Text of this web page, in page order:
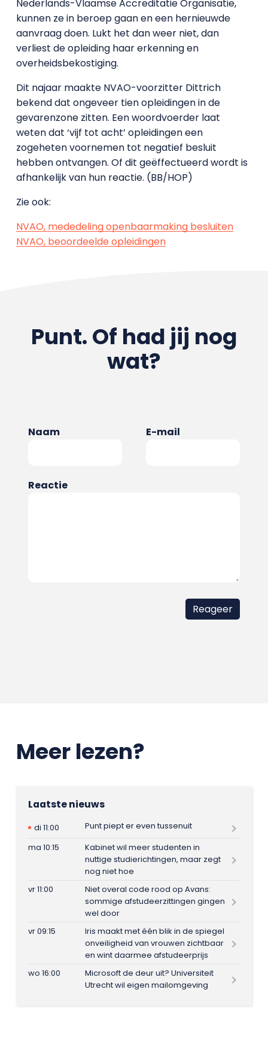
Nederlands-Vlaamse Accreditatie Organisatie,
kunnen ze in beroep gaan en een hernieuwde
aanvraag doen. Lukt het dan weer niet, dan
verliest de opleiding haar erkenning en
overheidsbekostiging.
Dit najaar maakte NVAO-voorzitter Dittrich
bekend dat ongeveer tien opleidingen in de
gevarenzone zitten. Een woordvoerder laat
weten dat ‘vijf tot acht’ opleidingen een
zogeheten voornemen tot negatief besluit
hebben ontvangen. Of dit geëffectueerd wordt is
afhankelijk van hun reactie. (BB/HOP)
Zie ook:
NVAO, mededeling openbaarmaking besluiten
NVAO, beoordeelde opleidingen
Punt. Of had jij nog
wat?
Naam E-mail
Reactie
Meer lezen?
Laatste nieuws
di 11:00
Punt piept er even tussenuit
ma 10:15
Kabinet wil meer studenten in
nuttige studierichtingen, maar zegt
nog niet hoe
vr 11:00
Niet overal code rood op Avans:
sommige afstudeerzittingen gingen
wel door
vr 09:15
Iris maakt met één blik in de spiegel
onveiligheid van vrouwen zichtbaar
en wint daarmee afstudeerprijs
wo 16:00
Microsoft de deur uit? Universiteit
Utrecht wil eigen mailomgeving